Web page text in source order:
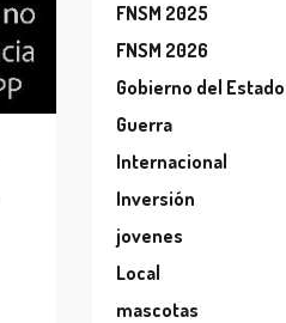
FNSM 2025
FNSM 2026
Gobierno del Estado
Guerra
Internacional
Inversión
jovenes
Local
mascotas